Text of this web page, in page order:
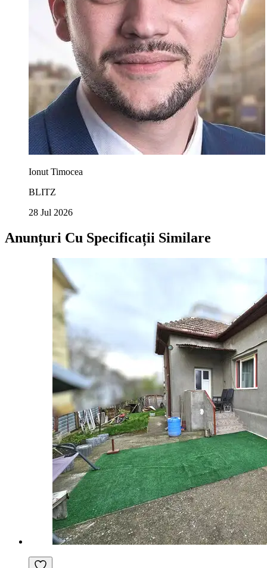
Ionut Timocea
BLITZ
28 Jul 2026
Anunțuri Cu Specificații Similare